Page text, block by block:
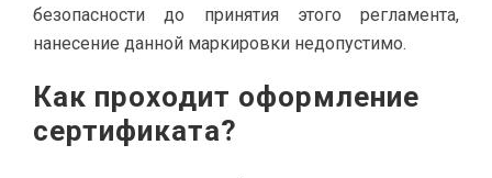
безопасности до принятия этого регламента,
нанесение данной маркировки недопустимо.
Как проходит оформление
сертификата?